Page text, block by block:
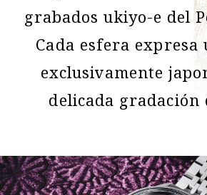
grabados ukiyo-e del
Cada esfera
exclusivamente
delicada gradación